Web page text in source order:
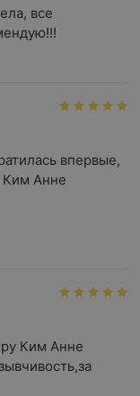
все
впервые,
Ким Анне
Ким Анне